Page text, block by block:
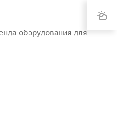
оборудования для